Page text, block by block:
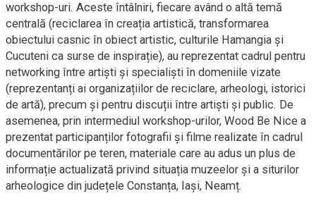
workshop-uri. Aceste întâlniri, fiecare având o altă temă
centrală (reciclarea în creația artistică, transformarea
obiectului casnic în obiect artistic, culturile Hamangia și
Cucuteni ca surse de inspirație), au reprezentat cadrul pentru
networking între artiști și specialiști în domeniile vizate
(reprezentanți ai organizațiilor de reciclare, arheologi, istorici
de artă), precum și pentru discuții între artiști și public. De
asemenea, prin intermediul workshop-urilor, Wood Be Nice a
prezentat participanților fotografii și filme realizate în cadrul
documentărilor pe teren, materiale care au adus un plus de
informație actualizată privind situația muzeelor și a siturilor
arheologice din județele Constanța, Iași, Neamț.